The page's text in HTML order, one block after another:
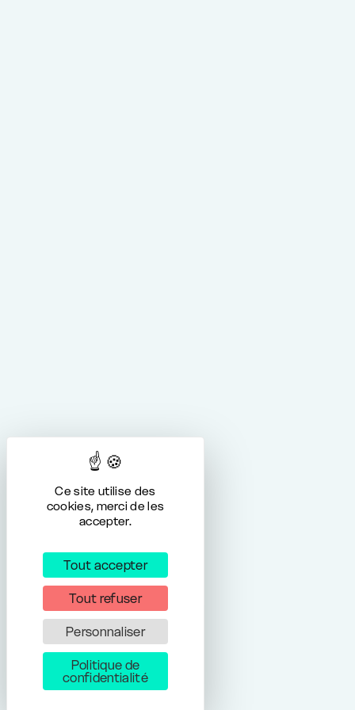
Ce site utilise des
cookies, merci de les
accepter.
Tout accepter
Tout refuser
Personnaliser
Politique de
confidentialité